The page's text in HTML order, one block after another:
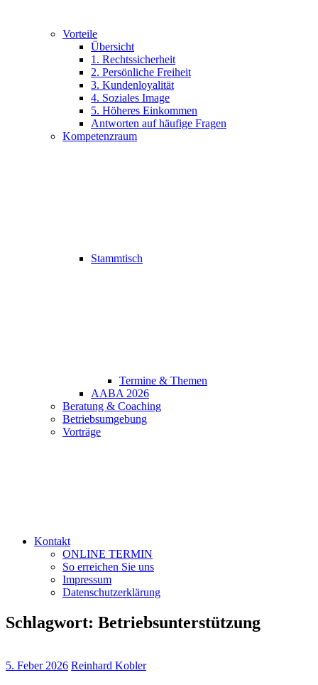
Vorteile
Übersicht
1. Rechtssicherheit
2. Persönliche Freiheit
3. Kundenloyalität
4. Soziales Image
5. Höheres Einkommen
Antworten auf häufige Fragen
Kompetenzraum
Stammtisch
Termine & Themen
AABA 2026
Beratung & Coaching
Betriebsumgebung
Vorträge
Kontakt
ONLINE TERMIN
So erreichen Sie uns
Impressum
Datenschutzerklärung
Schlagwort: Betriebsunterstützung
5. Feber 2026 Reinhard Kobler